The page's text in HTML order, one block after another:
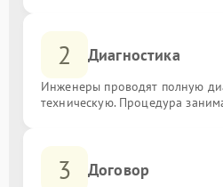
2 Диагностика
Инженеры проводят полную
техническую. Процедура
3 Договор